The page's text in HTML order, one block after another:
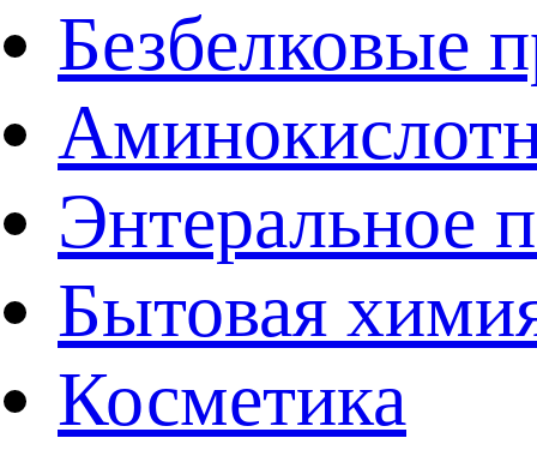
Безбелковые
Энтеральное
Бытовая
Косметика